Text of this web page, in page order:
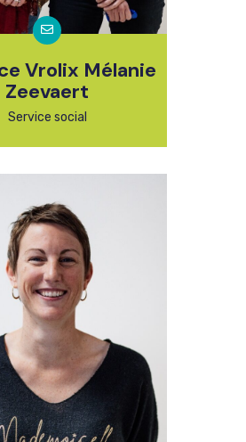
Vrolix Mélanie
Zeevaert
Service social